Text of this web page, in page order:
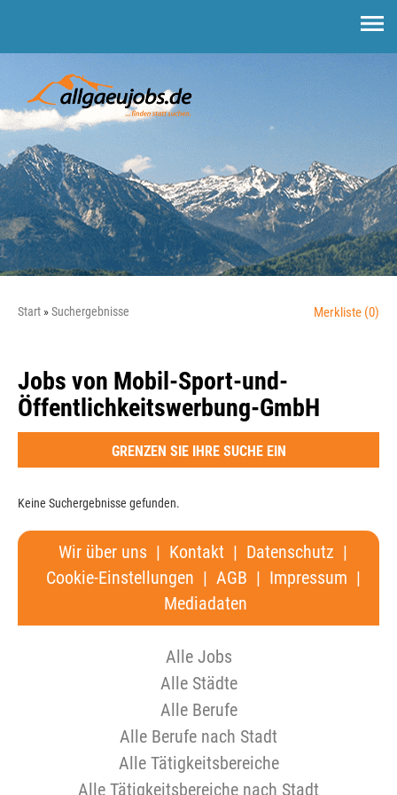
Start Suchergebnisse Merkliste (0)
Jobs von Mobil-Sport-und-
Öffentlichkeitswerbung-GmbH
GRENZEN SIE IHRE SUCHE EIN
Keine Suchergebnisse gefunden.
Wir über uns | Kontakt | Datenschutz |
Cookie-Einstellungen | AGB | Impressum |
Mediadaten
Alle Jobs
Alle Städte
Alle Berufe
Alle Berufe nach Stadt
Alle Tätigkeitsbereiche
Alle Tätigkeitsbereiche nach Stadt